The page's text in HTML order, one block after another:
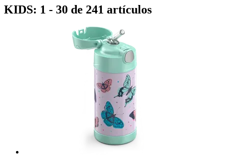
KIDS: 1 - 30 de 241 artículos